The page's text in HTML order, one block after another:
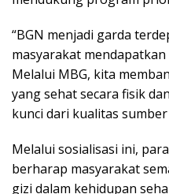
“BGN menjadi garda
masyarakat
Melalui MBG, kita
yang sehat secara fisik
kunci dari kualitas
Melalui sosialisasi ini,
berharap masyarakat
gizi dalam kehidupan